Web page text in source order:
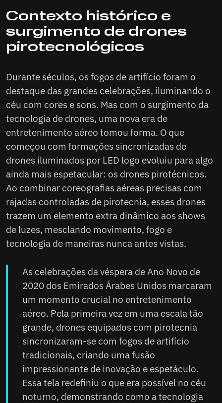
Contexto histórico e
surgimento de drones
pirotecnológicos
Durante séculos, os fogos de artifício foram o
destaque das grandes celebrações, iluminando o
céu com cores e sons. Mas com o surgimento da
tecnologia de drones, uma nova era de
entretenimento aéreo tomou forma. O que
começou com formações sincronizadas de
drones iluminados por LED logo evoluiu para algo
ainda mais espetacular: os drones pirotécnicos.
Ao combinar coreografias aéreas precisas com
rajadas controladas de pirotecnia, esses drones
trazem um elemento extra dinâmico aos shows
de luzes, mesclando movimento, fogo e
tecnologia de maneiras nunca antes vistas.
As celebrações da véspera de Ano Novo de
2020 dos Emirados Árabes Unidos marcaram
um momento crucial no entretenimento
aéreo. Pela primeira vez em uma escala tão
grande, drones equipados com pirotecnia
sincronizaram-se com fogos de artifício
tradicionais, criando uma fusão
impressionante de inovação e espetáculo.
Essa tela redefiniu o que era possível no céu
noturno, demonstrando como a tecnologia